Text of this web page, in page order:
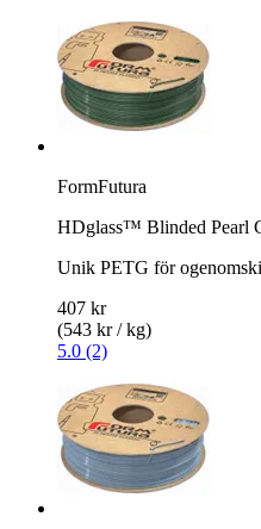
FormFutura
HDglass™ Blinded Pearl
Unik PETG för
407 kr
(543 kr / kg)
5.0 (2)